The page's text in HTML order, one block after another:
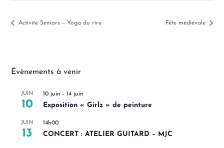
Activité Seniors – Yoga du rire Fête médiévale
Évènements à venir
JUIN
10
10 juin -14 juin
Exposition « Girlz » de peinture
JUIN
13
14h00
CONCERT : ATELIER GUITARD – MJC